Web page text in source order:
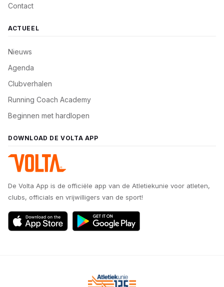
Contact
ACTUEEL
Nieuws
Agenda
Clubverhalen
Running Coach Academy
Beginnen met hardlopen
DOWNLOAD DE VOLTA APP
De Volta App is de officiële app van de Atletiekunie voor atleten,
clubs, officials en vrijwilligers van de sport!